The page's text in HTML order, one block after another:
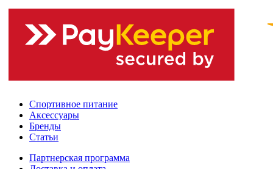
Спортивное питание
Аксессуары
Бренды
Статьи
Партнерская программа